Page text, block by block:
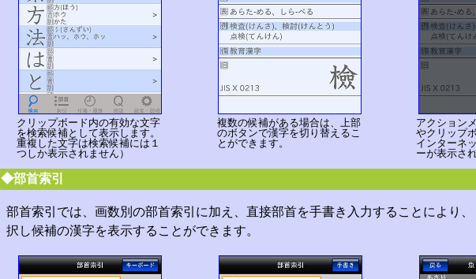
クリップボード内の有効な文字
を検索候補として表示します。
重複した文字は検索候補には１
つしか表示されません）
複数の候補がある場合は、上部
のボタンで漢字を切り替えるこ
とができます。
アクション
やクリップ
インターネ
ーが表示さ
◆部首索引
部首索引では、画数別の部首索引に加え、直接部首を手書き入力することにより
択し候補の漢字を表示することができます。